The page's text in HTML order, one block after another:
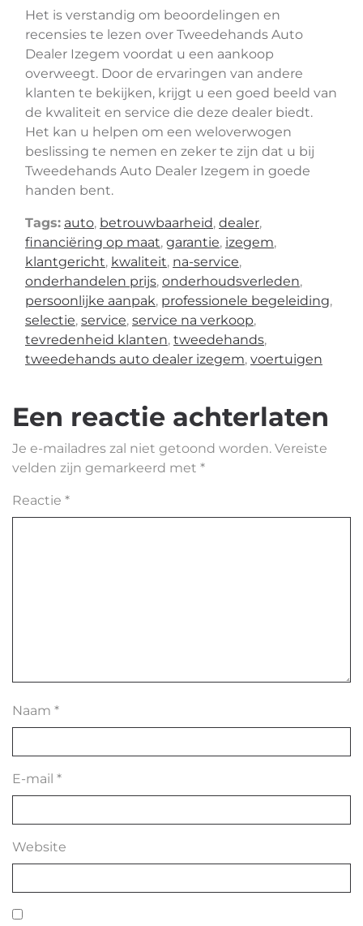
Het is verstandig om beoordelingen en
recensies te lezen over Tweedehands Auto
Dealer Izegem voordat u een aankoop
overweegt. Door de ervaringen van andere
klanten te bekijken, krijgt u een goed beeld van
de kwaliteit en service die deze dealer biedt.
Het kan u helpen om een weloverwogen
beslissing te nemen en zeker te zijn dat u bij
Tweedehands Auto Dealer Izegem in goede
handen bent.
Tags: auto, betrouwbaarheid, dealer,
financiëring op maat, garantie, izegem,
klantgericht, kwaliteit, na-service,
onderhandelen prijs, onderhoudsverleden,
persoonlijke aanpak, professionele begeleiding,
selectie, service, service na verkoop,
tevredenheid klanten, tweedehands,
tweedehands auto dealer izegem, voertuigen
Een reactie achterlaten
Je e-mailadres zal niet getoond worden. Vereiste
velden zijn gemarkeerd met *
Reactie *
Naam *
E-mail *
Website